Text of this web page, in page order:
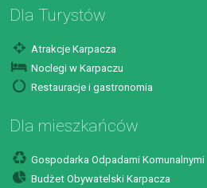
Dla Turystów
Atrakcje Karpacza
Noclegi w Karpaczu
Restauracje i gastronomia
Dla mieszkańców
Gospodarka Odpadami Komunalnymi
Budżet Obywatelski Karpacza